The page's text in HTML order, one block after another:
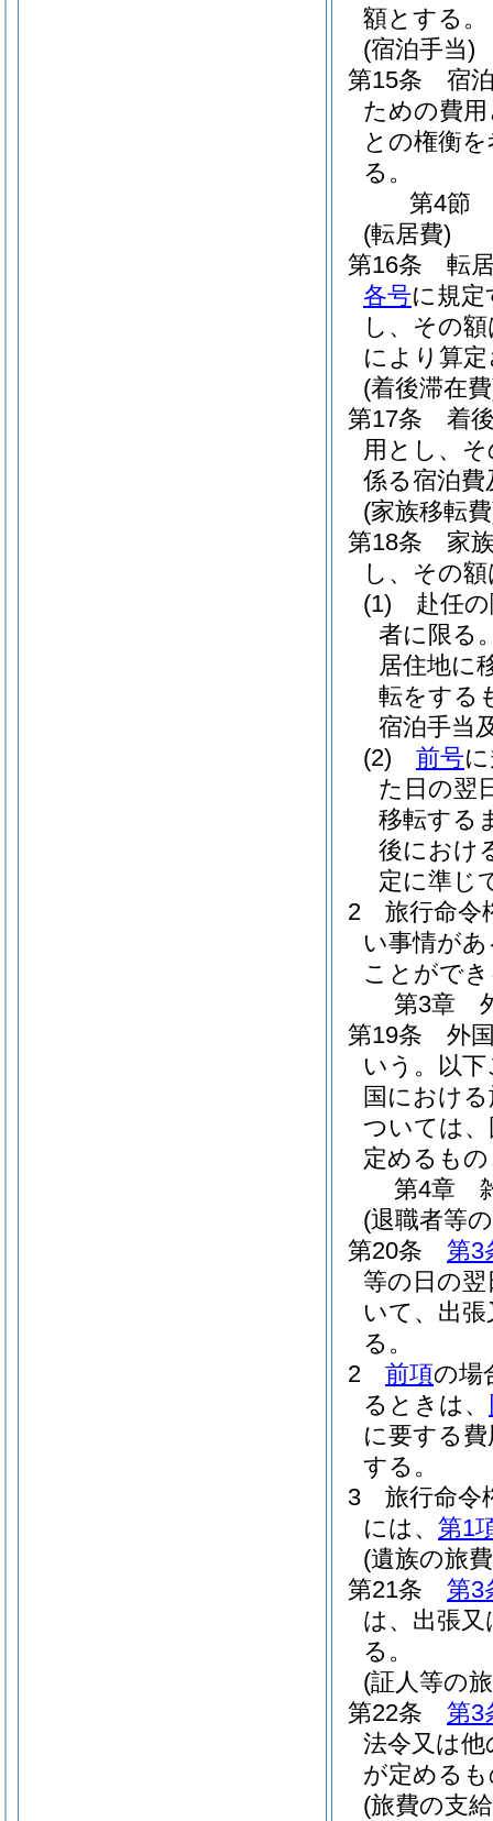
額とする。
(宿泊手当)
第15条
宿
ための費
との権衡
る。
第4節
(転居費)
第16条
転
各号に規
し、その
により算
(着後滞在
第17条
着
用とし、
係る宿泊
(家族移転
第18条
家
し、その
(1)
赴任
者に限る
居住地に
転をする
宿泊手当
(2)
前号
た日の翌
移転する
後におけ
定に準じ
2
旅行命令
い事情が
ことがで
第3章
第19条
外
いう。以
国におけ
ついては
定めるも
第4章
(退職者等
第20条
第3
等の日の
いて、出
る。
2
前項の場
るときは、
に要する
する。
3
旅行命令
には、 第1
(遺族の旅
第21条
第3
は、出張
る。
(証人等の
第22条
第3
法令又は
が定める
(旅費の支